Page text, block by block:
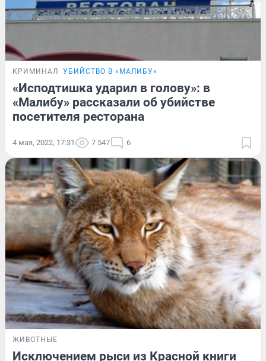
КРИМИНАЛ УБИЙСТВО В «МАЛИБУ»
«Исподтишка ударил в голову»: в
«Малибу» рассказали об убийстве
посетителя ресторана
4 мая, 2022, 17:31 7 547 6
ЖИВОТНЫЕ
Исключением рыси из Красной книги